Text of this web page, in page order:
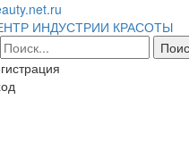
ИНДУСТРИИ КРАСОТЫ